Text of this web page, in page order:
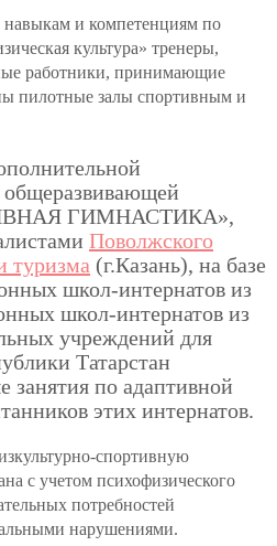
и компетенциям по
культура» тренеры,
работники, принимающие
пилотные залы спортивным и
общеразвивающей
ГИМНАСТИКА»,
Поволжского
туризма (г.Казань), на базе
школ-интернатов из
школ-интернатов из
учреждений для
Татарстан
занятия по адаптивной
этих интернатов.
спортивную
с учетом психофизического
потребностей
нарушениями.